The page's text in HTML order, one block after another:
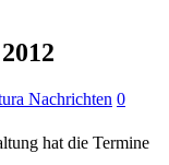
Nachrichten 0
hat die Termine